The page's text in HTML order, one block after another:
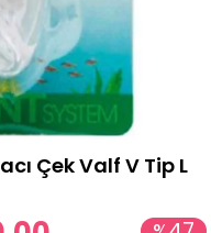
Çek Valf V Tip L